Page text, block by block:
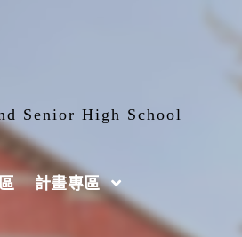
Senior High School
計畫專區